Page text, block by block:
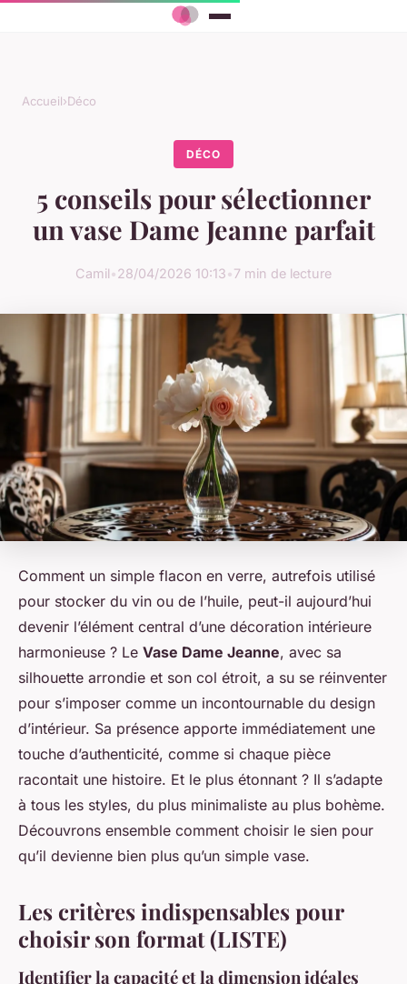
Accueil›Déco
DÉCO
5 conseils pour sélectionner
un vase Dame Jeanne parfait
Camil•28/04/2026 10:13•7 min de lecture
Comment un simple flacon en verre, autrefois utilisé
pour stocker du vin ou de l’huile, peut-il aujourd’hui
devenir l’élément central d’une décoration intérieure
harmonieuse ? Le Vase Dame Jeanne, avec sa
silhouette arrondie et son col étroit, a su se réinventer
pour s’imposer comme un incontournable du design
d’intérieur. Sa présence apporte immédiatement une
touche d’authenticité, comme si chaque pièce
racontait une histoire. Et le plus étonnant ? Il s’adapte
à tous les styles, du plus minimaliste au plus bohème.
Découvrons ensemble comment choisir le sien pour
qu’il devienne bien plus qu’un simple vase.
Les critères indispensables pour
choisir son format (LISTE)
Identifier la capacité et la dimension idéales